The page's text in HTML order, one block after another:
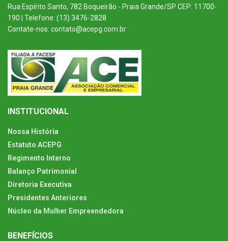
Rua Espírito Santo, 782 Boqueirão - Praia Grande/SP CEP: 11700-
190 | Telefone: (13) 3476-2828
Contate-nos: contato@acepg.com.br
INSTITUCIONAL
Nossa História
Estatuto ACEPG
Regimento Interno
Balanço Patrimonial
Diretoria Executiva
Presidentes Anteriores
Núcleo da Mulher Empreendedora
BENEFÍCIOS